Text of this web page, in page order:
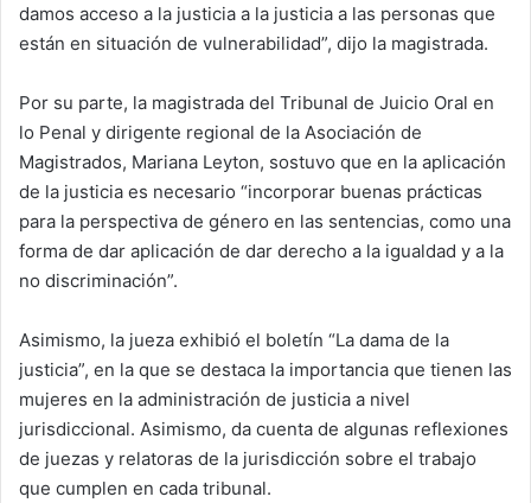
damos acceso a la justicia a la justicia a las personas que
están en situación de vulnerabilidad”, dijo la magistrada.
Por su parte, la magistrada del Tribunal de Juicio Oral en
lo Penal y dirigente regional de la Asociación de
Magistrados, Mariana Leyton, sostuvo que en la aplicación
de la justicia es necesario “incorporar buenas prácticas
para la perspectiva de género en las sentencias, como una
forma de dar aplicación de dar derecho a la igualdad y a la
no discriminación”.
Asimismo, la jueza exhibió el boletín “La dama de la
justicia”, en la que se destaca la importancia que tienen las
mujeres en la administración de justicia a nivel
jurisdiccional. Asimismo, da cuenta de algunas reflexiones
de juezas y relatoras de la jurisdicción sobre el trabajo
que cumplen en cada tribunal.